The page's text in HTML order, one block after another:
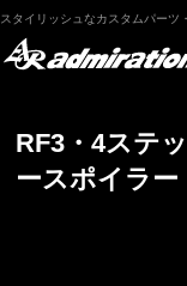
スタイリッシュなカスタムパーツ
RF3・4ステ
ースポイラー